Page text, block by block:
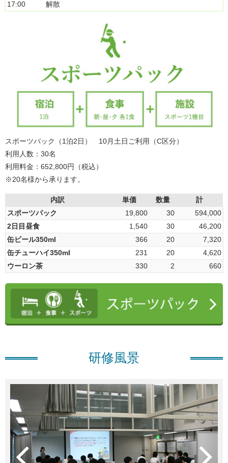
17:00 解散
スポーツパック（1泊2日） 10月土日ご利用（C区分）
利用人数：30名
利用料金：652,800円（税込）
※20名様から承ります。
内訳 単価 数量
計
スポーツパック
19,800 30
594,000
2日目昼食
1,540 30
46,200
缶ビール350ml
366 20
7,320
缶チューハイ350ml
231 20
4,620
ウーロン茶
330 2 660
研修風景